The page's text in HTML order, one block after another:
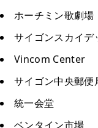
ホーチミン歌劇場
サイゴンスカイデ
Vincom Center
サイゴン中央郵便
統一会堂
ベンタイン市場